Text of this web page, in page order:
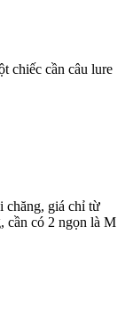
chiếc cần câu lure
chăng, giá chỉ từ
cần có 2 ngọn là M